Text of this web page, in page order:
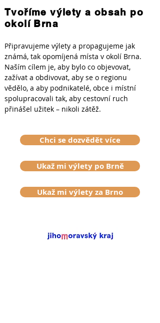
Tvoříme výlety a obsah po
okolí Brna
Připravujeme výlety a propagujeme jak
známá, tak opomíjená místa v okolí Brna.
Naším cílem je, aby bylo co objevovat,
zažívat a obdivovat, aby se o regionu
vědělo, a aby podnikatelé, obce i místní
spolupracovali tak, aby cestovní ruch
přinášel užitek – nikoli zátěž.
Chci se dozvědět více
Ukaž mi výlety po Brně
Ukaž mi výlety za Brno